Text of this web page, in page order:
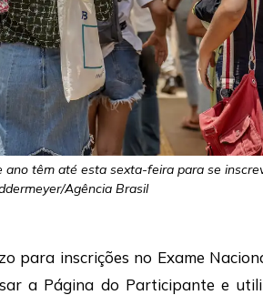
têm até esta sexta-feira para se
Agência Brasil
para inscrições no Exame
a Página do Participante e